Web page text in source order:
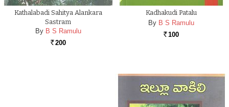
Kathalabadi Sahitya Alankara
Sastram
By B S Ramulu
Rs. 200
Kadhakudi Patalu
By B S Ramulu
Rs. 100